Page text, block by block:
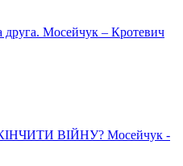
друга. Мосейчук – Кротевич
ВІЙНУ? Мосейчук -